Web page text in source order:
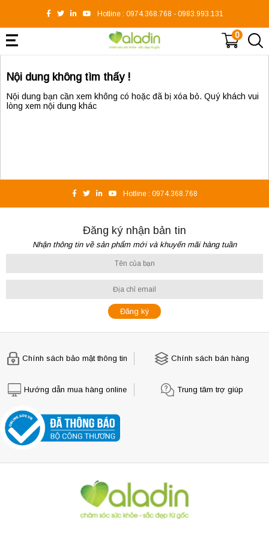
Hotline : 0974.368.768 - 0983.993.131
0
Nội dung không tìm thấy !
Nội dung bạn cần xem không có hoặc đã bị xóa bỏ. Quý khách vui
lòng xem nội dung khác
Hotline : 0974.368.768
Đăng ký nhận bản tin
Nhận thông tin về sản phẩm mới và khuyến mãi hàng tuần
Chính sách bảo mật thông tin Chính sách bán hàng
Hướng dẫn mua hàng online Trung tâm trợ giúp